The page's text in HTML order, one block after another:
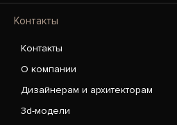
Контакты
Контакты
О компании
Дизайнерам и архитекторам
3d-модели